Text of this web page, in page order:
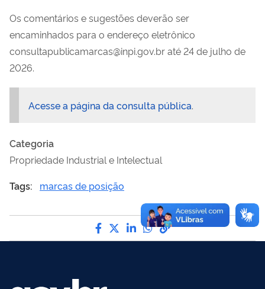
Os comentários e sugestões deverão ser
encaminhados para o endereço eletrônico
consultapublicamarcas@inpi.gov.br até 24 de julho de
2026.
Acesse a página da consulta pública.
Categoria
Propriedade Industrial e Intelectual
Tags:
marcas de posição
Compartilhe por Facebook
Compartilhe por Twitter
Compartilhe por
Compartilhe por
link para Copiar